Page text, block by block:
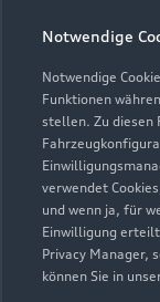
Aktionen &
Geschäftskunden
Audi digital
Häufige Fragen
Audi Online
Online-
Servicekontakt
Bordbuch &
Unternehmen
Karriere
Investor
Presse & Media
Datenschutz
Audi erleben
© 2026 AUDI
Impressum
Cookie-Richtlinie
Digital Services
Notwendige
Notwendige
Funktionen
stellen. Zu diesen
verwendet
und wenn ja, für
Einwilligung
Privacy Manager,
können Sie in